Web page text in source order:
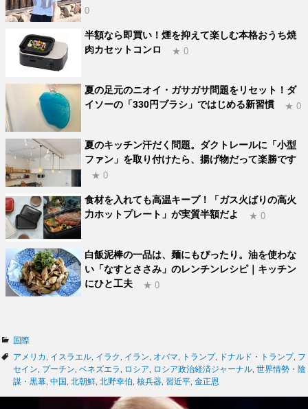
0
半額なら即買い！煙を抑えて楽しむ本格おうち焼
肉カセットコンロ
★ 0
夏の足元のニオイ・ガサガサ問題をリセット！ダ
イソーの「330円ブラシ」ではじめる新習慣
★ 0
夏のキッチン汗だく問題。ダクトレールに「小型
ファン」を取り付けたら、揚げ物だって楽勝です
★ 0
食材を入れても高温キープ！「ガス火ばりの高火
力ホットプレート」が実質半額だよ
★ 0
白飯泥棒の一品は、麺にもぴったり。油を使わな
い「なすとささみ」のレンチンレシピ｜キッチン
にひと工夫
★ 0
カ
テ
ゴ
リ
国際
タ
グ
アメリカ イスラエル イラク イラン オバマ トランプ, ドナルド・トランプ, フ
セイン
プーチン ベネズエラ ロシア ロシア政治経済ジャーナル 世界情勢・陰
謀・黒幕 中国 北朝鮮 北野幸伯 核兵器 習近平 金正恩